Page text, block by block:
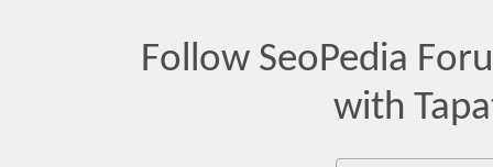
Follow SeoPedia
with